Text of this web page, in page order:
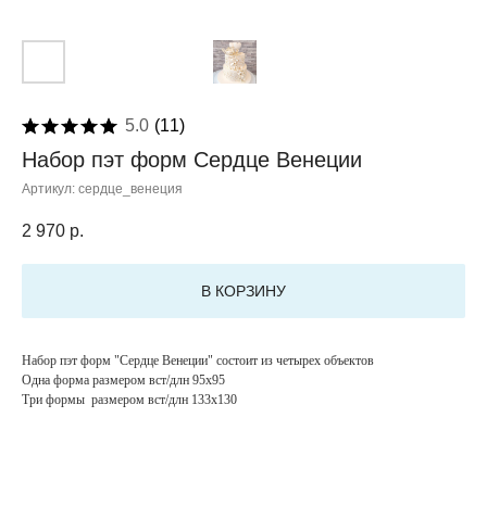
5.0 (11)
Набор пэт форм Сердце Венеции
Артикул: сердце_венеция
2 970 р.
В КОРЗИНУ
Набор пэт форм "Сердце Венеции" состоит из четырех объектов
Одна форма размером вст/длн 95х95
Три формы размером вст/длн 133х130